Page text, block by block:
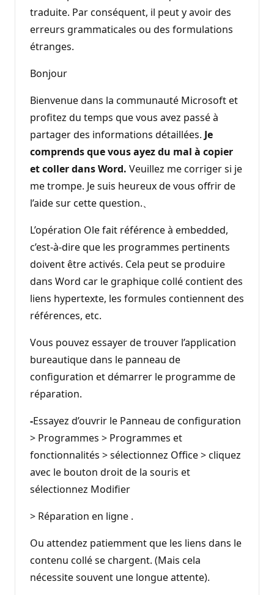
traduite. Par conséquent, il peut y avoir des
erreurs grammaticales ou des formulations
étranges.
Bonjour
Bienvenue dans la communauté Microsoft et
profitez du temps que vous avez passé à
partager des informations détaillées. Je
comprends que vous ayez du mal à copier
et coller dans Word. Veuillez me corriger si je
me trompe. Je suis heureux de vous offrir de
l’aide sur cette question.、
L’opération Ole fait référence à embedded,
c’est-à-dire que les programmes pertinents
doivent être activés. Cela peut se produire
dans Word car le graphique collé contient des
liens hypertexte, les formules contiennent des
références, etc.
Vous pouvez essayer de trouver l’application
bureautique dans le panneau de
configuration et démarrer le programme de
réparation.
-Essayez d’ouvrir le Panneau de configuration
> Programmes > Programmes et
fonctionnalités > sélectionnez Office > cliquez
avec le bouton droit de la souris et
sélectionnez Modifier
> Réparation en ligne .
Ou attendez patiemment que les liens dans le
contenu collé se chargent. (Mais cela
nécessite souvent une longue attente).